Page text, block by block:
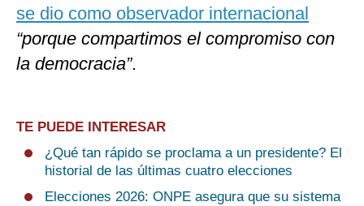
se dio como observador internacional
“porque compartimos el compromiso con
la democracia”.
TE PUEDE INTERESAR
¿Qué tan rápido se proclama a un presidente? El
historial de las últimas cuatro elecciones
Elecciones 2026: ONPE asegura que su sistema